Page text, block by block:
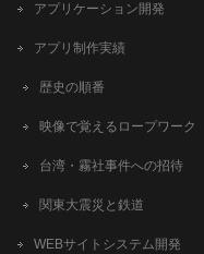
アプリケーション開発
アプリ制作実績
歴史の順番
映像で覚えるロープワーク
台湾・霧社事件への招待
関東大震災と鉄道
WEBサイトシステム開発